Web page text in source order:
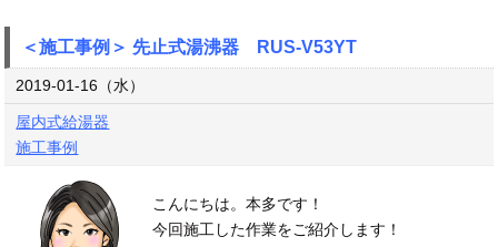
＜施工事例＞ 先止式湯沸器 RUS-V53YT
2019-01-16（水）
屋内式給湯器
施工事例
こんにちは。本多です！
今回施工した作業をご紹介します！